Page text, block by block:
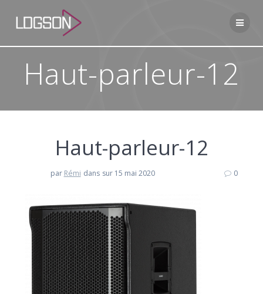
Haut-parleur-12
Haut-parleur-12
par Rémi dans sur 15 mai 2020 0